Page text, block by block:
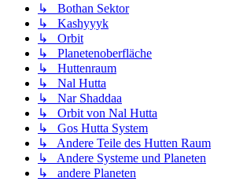
↳ Bothan Sektor
↳ Kashyyyk
↳ Orbit
↳ Planetenoberfläche
↳ Huttenraum
↳ Nal Hutta
↳ Nar Shaddaa
↳ Orbit von Nal Hutta
↳ Gos Hutta System
↳ Andere Teile des Hutten Raum
↳ Andere Systeme und Planeten
↳ andere Planeten